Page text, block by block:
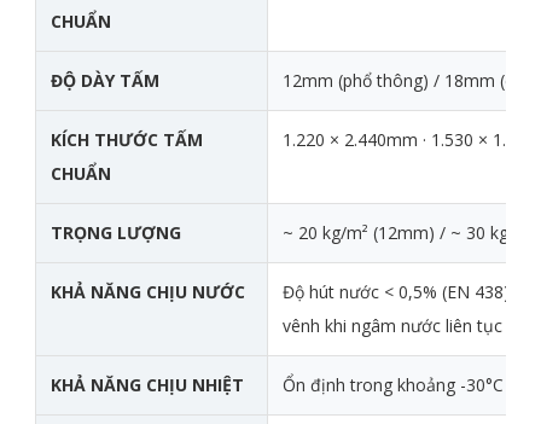
CHUẨN
ĐỘ DÀY TẤM 12mm (phổ thông) / 18mm
KÍCH THƯỚC TẤM
CHUẨN
1.220 × 2.440mm · 1.530 ×
TRỌNG LƯỢNG ~ 20 kg/m² (12mm) / ~ 30 kg/
KHẢ NĂNG CHỊU NƯỚC
Độ hút nước < 0,5% (EN 438) -
vênh khi ngâm nước liên tục
KHẢ NĂNG CHỊU NHIỆT Ổn định trong khoảng -30°C đến